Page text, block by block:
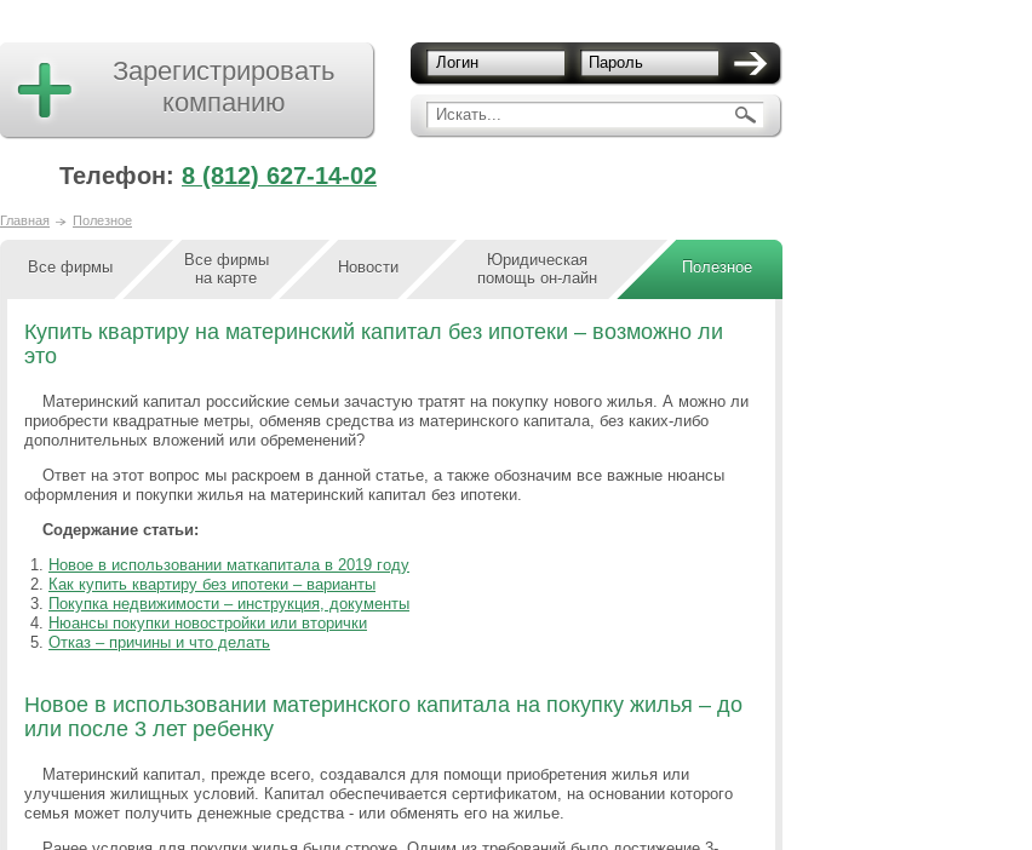
Искать...
Логин Пароль
Зарегистрировать
компанию
Телефон: 8 (812) 627-14-02
Главная Полезное
Все фирмы
Все фирмы
на карте
Новости
Юридическая
помощь он-лайн
Полезное
Купить квартиру на материнский капитал без ипотеки – возможно ли
это
Материнский капитал российские семьи зачастую тратят на покупку нового жилья. А можно ли
приобрести квадратные метры, обменяв средства из материнского капитала, без каких-либо
дополнительных вложений или обременений?
Ответ на этот вопрос мы раскроем в данной статье, а также обозначим все важные нюансы
оформления и покупки жилья на материнский капитал без ипотеки.
Содержание статьи:
Новое в использовании маткапитала в 2019 году
Как купить квартиру без ипотеки – варианты
Покупка недвижимости – инструкция, документы
Нюансы покупки новостройки или вторички
Отказ – причины и что делать
Новое в использовании материнского капитала на покупку жилья – до
или после 3 лет ребенку
Материнский капитал, прежде всего, создавался для помощи приобретения жилья или
улучшения жилищных условий. Капитал обеспечивается сертификатом, на основании которого
семья может получить денежные средства - или обменять его на жилье.